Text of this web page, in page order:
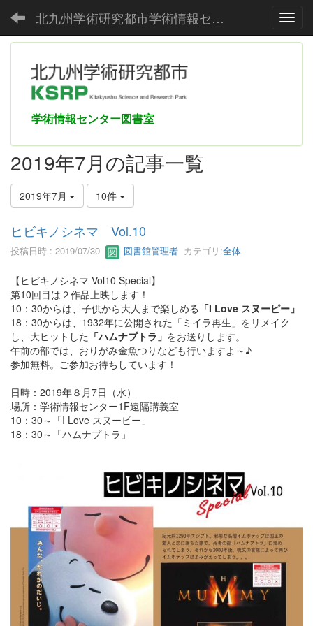
北九州学術研究都市学術情報センター
学術情報センター図書室
2019年7月の記事一覧
2019年7月 10件
ヒビキノシネマ Vol.10
投稿日時 : 2019/07/30 図書館管理者 カテゴリ:全体
【ヒビキノシネマ Vol10 Special】
第10回目は２作品上映します！
10：30からは、子供から大人まで楽しめる 「I Love スヌーピー」
18：30からは、1932年に公開された「ミイラ再生」をリメイク
し、大ヒットした 「ハムナプトラ」 をお送りします。
午前の部では、おりがみ金魚つりなども行いますよ～♪
参加無料。ご参加お待ちしています！
日時：2019年８月7日（水）
場所：学術情報センター1F遠隔講義室
10：30～「I Love スヌーピー」
18：30～「ハムナプトラ」